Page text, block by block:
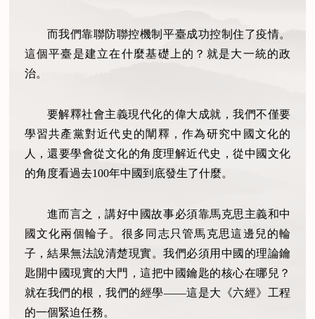
而我們靠聯防聯控機制平臺成功控制住了疫情。
這個平臺是建立在什麼基礎上的？就是大一統的政
治。
要解釋社會主義現代化的偉大成就，我們不僅要
學習共產黨對近代史的闡釋，作為研究中國文化的
人，還要學會從文化的角度理解近代史，從中國文化
的角度看過去100年中國到底發生了什麼。
進而言之，講好中國故事必須靠馬克思主義和中
國文化兩個輪子。很多同志只管馬克思這邊兒的輪
子，結果無法說清楚現實。我們必須用中國的理論鑰
匙開中國現實的大門，這把中國鑰匙的核心在哪兒？
就在我們的根，我們的經學——這是大《六經》工程
的一個緊迫任務。